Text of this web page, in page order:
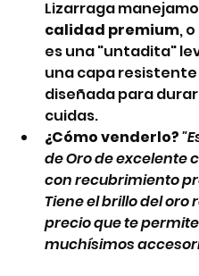
Lizarraga
calidad premium,
es una "untadita"
una capa resistente
diseñada para durar
cuidas.
¿Cómo venderlo?
de Oro de excelente
con recubrimiento
Tiene el brillo del oro
precio que te
muchísimos